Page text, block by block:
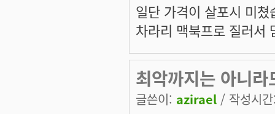
일단 가격이 살포시 미
차라리 맥북프로 질러서
최악까지는 아니라
글쓴이: azirael / 작성시